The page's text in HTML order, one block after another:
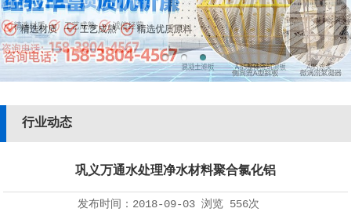
行业动态
巩义万通水处理净水材料聚合氯化铝
发布时间： 2018-09-03 浏览 556次